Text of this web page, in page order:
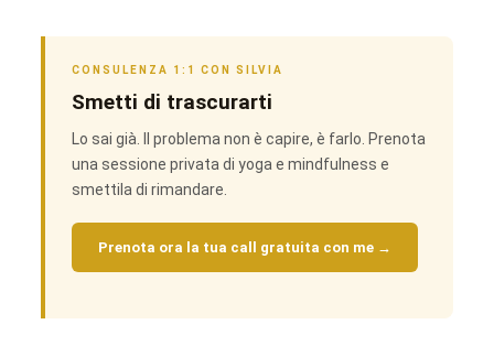
CONSULENZA 1:1 CON SILVIA
Smetti di trascurarti
Lo sai già. Il problema non è capire, è farlo. Prenota
una sessione privata di yoga e mindfulness e
smettila di rimandare.
Prenota ora la tua call gratuita con me →